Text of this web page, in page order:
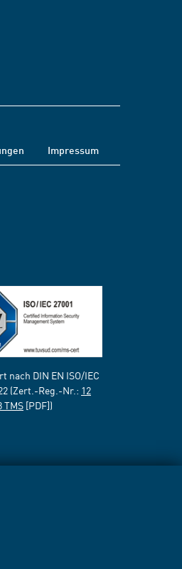
Impressum
nach DIN EN ISO/IEC
(Zert.-Reg.-Nr.: 12
TMS [PDF])